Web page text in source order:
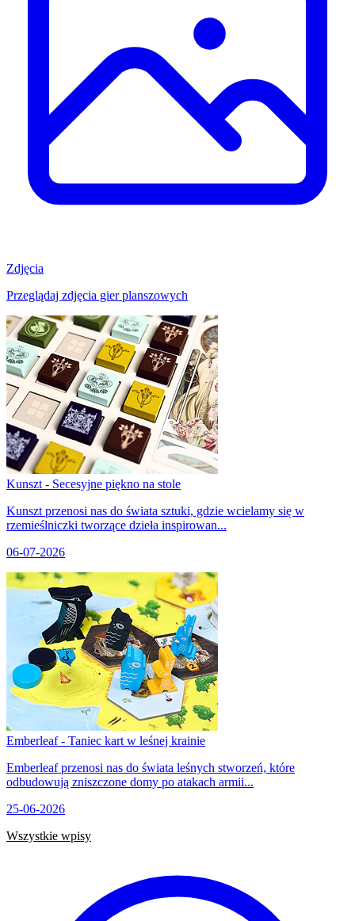
Zdjęcia
Przeglądaj zdjęcia gier planszowych
Kunszt - Secesyjne piękno na stole
Kunszt przenosi nas do świata sztuki, gdzie wcielamy się w
rzemieślniczki tworzące dzieła inspirowan...
06-07-2026
Emberleaf - Taniec kart w leśnej krainie
Emberleaf przenosi nas do świata leśnych stworzeń, które
odbudowują zniszczone domy po atakach armii...
25-06-2026
Wszystkie wpisy